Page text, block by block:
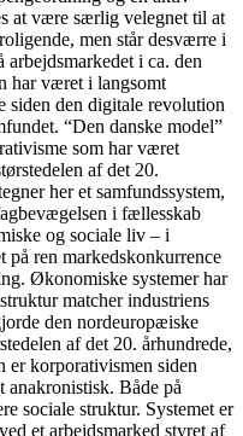
at være særlig velegnet til at
men står desværre i
i ca. den
har været i langsomt
siden den digitale revolution
“Den danske model”
som har været
af det 20.
her et samfundssystem,
i fællesskab
og sociale liv – i
på ren markedskonkurrence
Økonomiske systemer har
matcher industriens
den nordeuropæiske
af det 20. århundrede,
er korporativismen siden
anakronistisk. Både på
sociale struktur. Systemet er
et arbejdsmarked styret af